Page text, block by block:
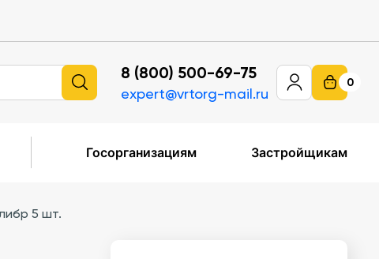
8 (800) 500-69-75
expert@vrtorg-mail.ru
0
Госорганизациям Застройщикам
5 шт.